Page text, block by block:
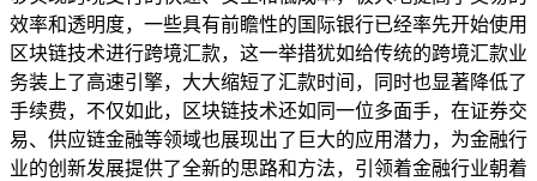
效率和透明度，一些具有前瞻性的国际银行已经率先开始使用
区块链技术进行跨境汇款，这一举措犹如给传统的跨境汇款业
务装上了高速引擎，大大缩短了汇款时间，同时也显著降低了
手续费，不仅如此，区块链技术还如同一位多面手，在证券交
易、供应链金融等领域也展现出了巨大的应用潜力，为金融行
业的创新发展提供了全新的思路和方法，引领着金融行业朝着